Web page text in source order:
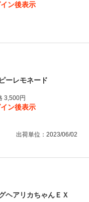
ン後表示
ーレモネード
3,500円
ン後表示
出荷単位：2023/06/02
ヘアリカちゃんＥＸ